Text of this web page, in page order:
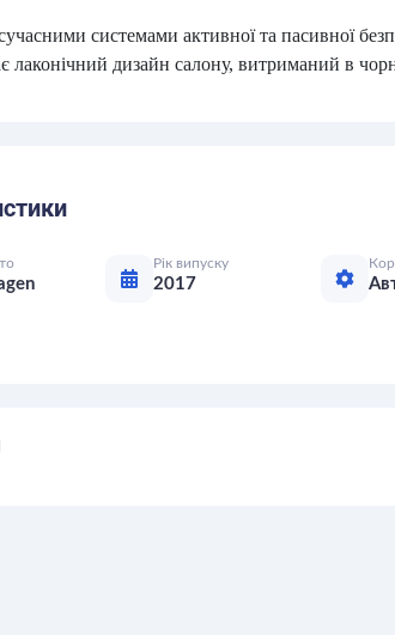
системами активної та пасивної
лаконічний дизайн салону, витриманий в
Рік випуску
2017